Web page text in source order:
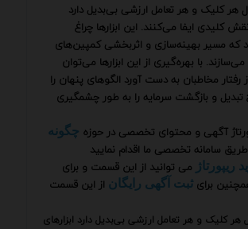
هر کلیک و هر تعامل ارزشی بی‌بدیل دارد
کلیدی ایفا می‌کنند. این ابزارها چراغ
که مسیر بهینه‌سازی و اثربخشی کمپین‌های
با بهره‌گیری از این ابزارها می‌توان
مخاطبان به دست آورد الگوهای پنهان را
و بازگشت سرمایه را به طور چشمگیری
آگهی و محتوای تخصصی در حوزه چگونه
سامانه تخصصی ما اقدام نمایید
ریپورتاژ می توانید از این قسمت و برای
برای ثبت آگهی رایگان از این قسمت
هر کلیک و هر تعامل ارزشی بی‌بدیل دارد ابزارهای